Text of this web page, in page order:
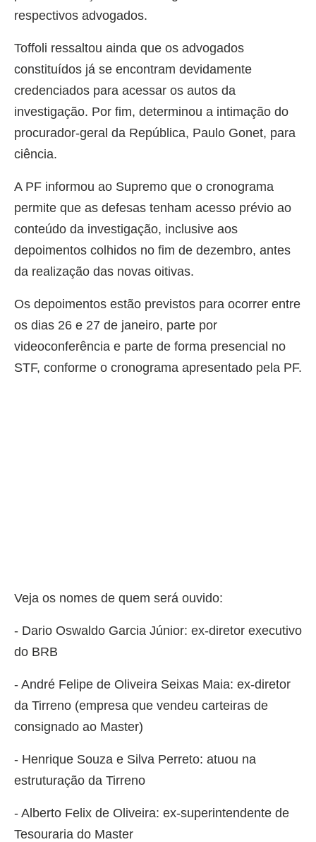
respectivos advogados.
Toffoli ressaltou ainda que os advogados
constituídos já se encontram devidamente
credenciados para acessar os autos da
investigação. Por fim, determinou a intimação do
procurador-geral da República, Paulo Gonet, para
ciência.
A PF informou ao Supremo que o cronograma
permite que as defesas tenham acesso prévio ao
conteúdo da investigação, inclusive aos
depoimentos colhidos no fim de dezembro, antes
da realização das novas oitivas.
Os depoimentos estão previstos para ocorrer entre
os dias 26 e 27 de janeiro, parte por
videoconferência e parte de forma presencial no
STF, conforme o cronograma apresentado pela PF.
Veja os nomes de quem será ouvido:
- Dario Oswaldo Garcia Júnior: ex-diretor executivo
do BRB
- André Felipe de Oliveira Seixas Maia: ex-diretor
da Tirreno (empresa que vendeu carteiras de
consignado ao Master)
- Henrique Souza e Silva Perreto: atuou na
estruturação da Tirreno
- Alberto Felix de Oliveira: ex-superintendente de
Tesouraria do Master